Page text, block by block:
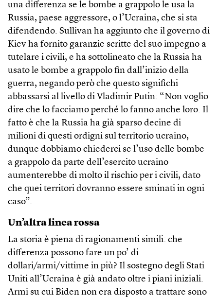
una differenza se le bombe a grappolo le usa la
Russia, paese aggressore, o l’Ucraina, che si sta
difendendo. Sullivan ha aggiunto che il governo di
Kiev ha fornito garanzie scritte del suo impegno a
tutelare i civili, e ha sottolineato che la Russia ha
usato le bombe a grappolo fin dall’inizio della
guerra, negando però che questo significhi
abbassarsi al livello di Vladimir Putin: “Non voglio
dire che lo facciamo perché lo fanno anche loro. Il
fatto è che la Russia ha già sparso decine di
milioni di questi ordigni sul territorio ucraino,
dunque dobbiamo chiederci se l’uso delle bombe
a grappolo da parte dell’esercito ucraino
aumenterebbe di molto il rischio per i civili, dato
che quei territori dovranno essere sminati in ogni
caso”.
Un’altra linea rossa
La storia è piena di ragionamenti simili: che
differenza possono fare un po’ di
dollari/armi/vittime in più? Il sostegno degli Stati
Uniti all’Ucraina è già andato oltre i piani iniziali.
Armi su cui Biden non era disposto a trattare sono